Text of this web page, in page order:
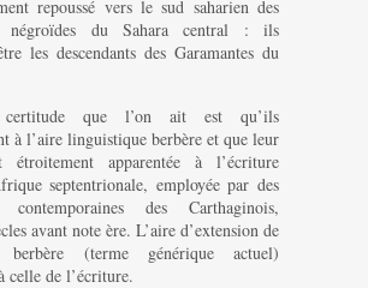
repoussé vers le sud saharien des
négroïdes du Sahara central : ils
les descendants des Garamantes du
que l’on ait est qu’ils
à l’aire linguistique berbère et que leur
étroitement apparentée à l’écriture
septentrionale, employée par des
contemporaines des Carthaginois,
avant note ère. L’aire d’extension de
(terme générique actuel)
celle de l’écriture.